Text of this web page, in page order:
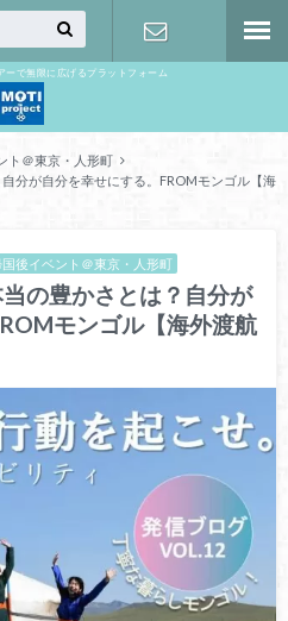
ーで無限に広げるプラットフォーム
ト＠東京・人形町
分が自分を幸せにする。FROMモンゴル【海
後イベント＠東京・人形町
当の豊かさとは？自分が
モンゴル【海外渡航